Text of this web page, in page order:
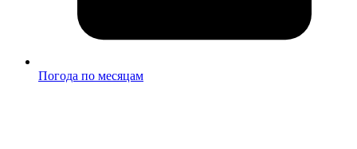
Погода по месяцам